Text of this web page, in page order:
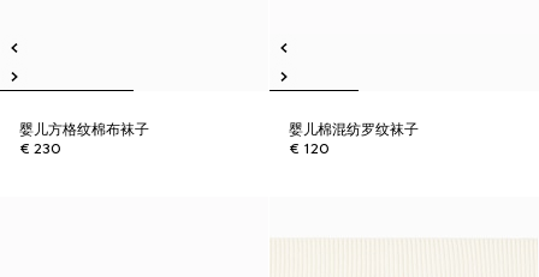
婴儿方格纹棉布袜子
€ 230
婴儿棉混纺罗纹袜子
€ 120